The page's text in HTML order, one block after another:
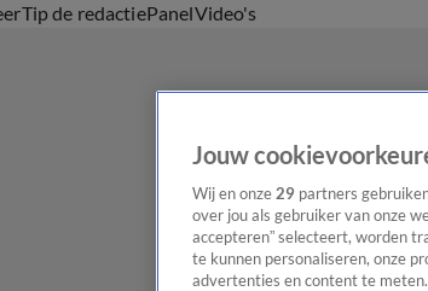
Tip de redactiePanelVideo's
Jouw
Wij en onze 29 partners
over jou als gebruiker van onze
accepteren” selecteert, worden
te kunnen personaliseren, onze
advertenties en content te